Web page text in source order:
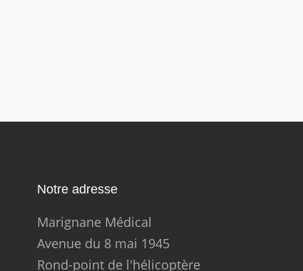
Notre adresse
Marignane Médical
Avenue du 8 mai 1945
Rond-point de l'hélicoptère